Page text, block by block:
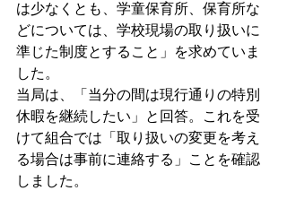
は少なくとも、学童保育所、保育所な
どについては、学校現場の取り扱いに
準じた制度とすること」を求めていま
した。
当局は、「当分の間は現行通りの特別
休暇を継続したい」と回答。これを受
けて組合では「取り扱いの変更を考え
る場合は事前に連絡する」ことを確認
しました。